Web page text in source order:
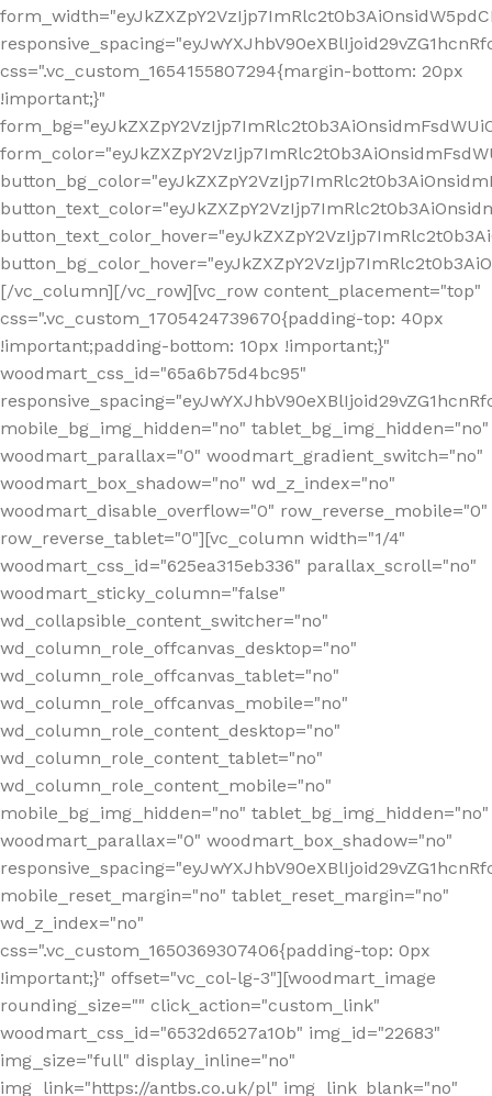
css=".vc_custom_1654155807294{margin-bottom: 20px
!important;}"
[/vc_column][/vc_row][vc_row content_placement="top"
css=".vc_custom_1705424739670{padding-top: 40px
!important;padding-bottom: 10px !important;}"
woodmart_css_id="65a6b75d4bc95"
mobile_bg_img_hidden="no" tablet_bg_img_hidden="no"
woodmart_parallax="0" woodmart_gradient_switch="no"
woodmart_box_shadow="no" wd_z_index="no"
woodmart_disable_overflow="0" row_reverse_mobile="0"
row_reverse_tablet="0"][vc_column width="1/4"
woodmart_css_id="625ea315eb336" parallax_scroll="no"
woodmart_sticky_column="false"
wd_collapsible_content_switcher="no"
wd_column_role_offcanvas_desktop="no"
wd_column_role_offcanvas_tablet="no"
wd_column_role_offcanvas_mobile="no"
wd_column_role_content_desktop="no"
wd_column_role_content_tablet="no"
wd_column_role_content_mobile="no"
mobile_bg_img_hidden="no" tablet_bg_img_hidden="no"
woodmart_parallax="0" woodmart_box_shadow="no"
mobile_reset_margin="no" tablet_reset_margin="no"
wd_z_index="no"
css=".vc_custom_1650369307406{padding-top: 0px
!important;}" offset="vc_col-lg-3"][woodmart_image
rounding_size="" click_action="custom_link"
woodmart_css_id="6532d6527a10b" img_id="22683"
img_size="full" display_inline="no"
img_link="https://antbs.co.uk/pl" img_link_blank="no"